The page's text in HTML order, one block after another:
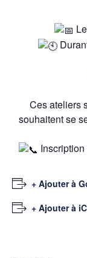
Ces ateliers
souhaitent se
+ Ajouter à
+ Ajouter à